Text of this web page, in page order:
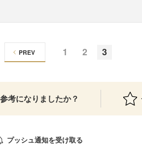
1 2 3
PREV
考になりましたか？
プッシュ通知を受け取る